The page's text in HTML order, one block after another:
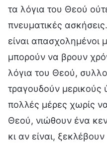
τα λόγια του Θεού
πνευματικές
είναι απασχολημένοι
μπορούν να βρουν
λόγια του Θεού,
τραγουδούν μερικούς
πολλές μέρες χωρίς
Θεού, νιώθουν ένα
κι αν είναι,